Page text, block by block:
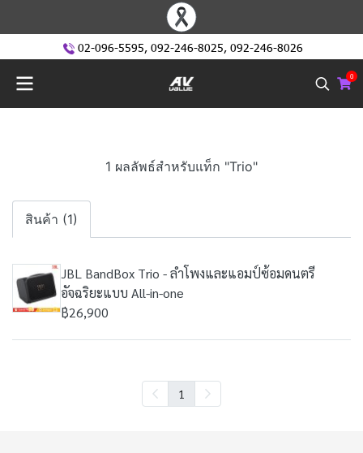
02-096-5595, 092-246-8025, 092-246-8026
0
1 ผลลัพธ์สำหรับแท็ก "Trio"
สินค้า (1)
JBL BandBox Trio - ลำโพงและแอมป์ซ้อมดนตรี
อัจฉริยะแบบ All-in-one
฿26,900
1